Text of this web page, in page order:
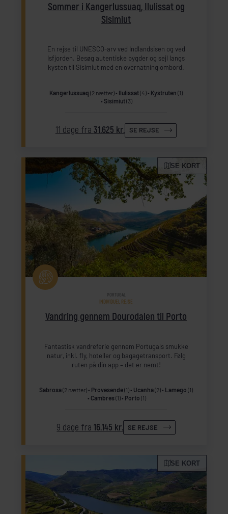
Sommer i Kangerlussuaq, Ilulissat og
Sisimiut
En rejse til UNESCO-arv ved Indlandsisen og ved
Isfjorden. Besøg autentiske bygder og sejl langs
kysten til Sisimiut med en overnatning ombord.
Kangerlussuaq (2 nætter) Ilulissat(4) Kystruten (1)
Sisimiut(3)
11 dage fra 31.625 kr. SE REJSE
SE KORT
Vandring gennem Dourodalen til Porto
PORTUGAL
INDIVIDUEL REJSE
Fantastisk vandreferie gennem Portugals smukke
natur, inkl. fly, hoteller og bagagetransport. Følg
ruten på din app – det er nemt!
Sabrosa(2 nætter) Provesende(1) Ucanha(2) Lamego (1)
Cambres (1) Porto (1)
9 dage fra16.145 kr. SE REJSE
SE KORT